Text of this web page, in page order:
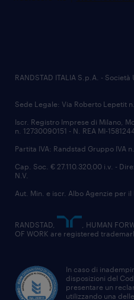
RANDSTAD ITALIA S.p.A. -
Sede Legale: Via Roberto Lepetit
Iscr. Registro Imprese di Milano,
n. 12730090151 - N. REA MI-
Partita IVA: Randstad Gruppo IVA
Cap. Soc. € 27.110.320,00 i.v. -
N.V.
Aut. Min. e iscr. Albo Agenzie per
RANDSTAD,
, HUMAN
OF WORK are registered
In caso di
disposizioni del
presentare un
utilizzando una